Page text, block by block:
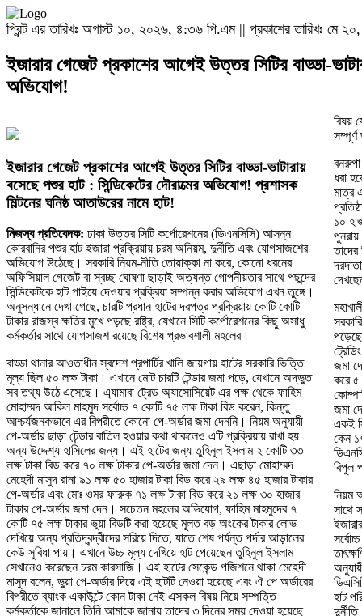
প্রিন্ট এর তারিখঃ অগাস্ট ১০, ২০২৬, ৪:৩৬ পি.এম || প্রকাশের তারিখঃ মে
ইজারার গেজেট প্রকাশের আগেই উত্তর সিটির বাড্ডা-
অভিযোগ!
ইজারার গেজেট প্রকাশের আগেই উত্তর সিটির বাড্ডা-ভাটারায়
বসেছে পশুর হাট : সিন্ডিকেটের দৌরাত্মের অভিযোগ! প্রশাসক
মিল্টনের ঘনিষ্ঠ আতাউরের নামে হাট!
নিজস্ব প্রতিবেদক: ঢাকা উত্তর সিটি কর্পোরেশনের (ডিএনসিসি) আসন্ন
কোরবানির পশুর হাট ইজারা প্রক্রিয়ায় চরম অনিয়ম, দুর্নীতি এবং যোগসাজশের
অভিযোগ উঠেছে। সরকারি নিয়ম-নীতি তোয়াক্কা না করে, কোনো ধরনের
অফিসিয়াল গেজেট বা স্বচ্ছ ঘোষণা ছাড়াই অত্যন্ত গোপনীয়তার সাথে পছন্দের
সিন্ডিকেটকে হাট পাইয়ে দেওয়ার প্রক্রিয়া সম্পন্ন করার অভিযোগ এখন তুঙ্গে।
অনুসন্ধানে দেখা গেছে, চারটি প্রধান হাটের দরপত্র প্রক্রিয়ায় কোটি কোটি
টাকার রাজস্ব ক্ষতির মুখে পড়ছে রাষ্ট্র, যেখানে সিটি কর্পোরেশনের কিছু অসাধু
কর্মকর্তার সাথে যোগসাজশ রয়েছে বিশেষ প্রভাবশালী মহলের।
বাড্ডা থানার আওতাধীন স্বদেশ প্রপার্টির খালি জায়গায় হাটের সরকারি ভিত্তি
মূল্য ছিল ৫০ লক্ষ টাকা। এখানে মোট চারটি টেন্ডার জমা পড়ে, যেখানে অদ্ভুত
সব তথ্য উঠে এসেছে। এ্যামাবা ট্রেড অ্যাসোসিয়েট এর পক্ষ থেকে ফাহিম
মোহাম্মদ আকিল মাহমুদ সর্বোচ্চ ৭ কোটি ৭৫ লক্ষ টাকা বিড করেন, কিন্তু
আশ্চর্যজনকভাবে এর বিপরীতে কোনো পে-অর্ডার জমা দেননি। নিয়ম অনুযায়ী
পে-অর্ডার ছাড়া টেন্ডার বাতিল হওয়ার কথা থাকলেও এটি প্রক্রিয়ায় রাখা হয়
অন্য উদ্দেশ্য হাসিলের জন্য। এই হাটের জন্য তুহিনুল ইসলাম ২ কোটি ৩৩
লক্ষ টাকা বিড করে ৭০ লক্ষ টাকার পে-অর্ডার জমা দেন। এছাড়া মোহাম্মদ
মেহেদী মাসুদ রানা ৯১ লক্ষ ৫০ হাজার টাকা বিড করে ২৯ লক্ষ ৪৫ হাজার টাকার
পে-অর্ডার এবং মোঃ ওমর ফারুক ৭১ লক্ষ টাকা বিড করে ২১ লক্ষ ৩০ হাজার
টাকার পে-অর্ডার জমা দেন। সচেতন মহলের অভিযোগ, ফাহিম মাহমুদের ৭
কোটি ৭৫ লক্ষ টাকার ভুয়া বিডটি করা হয়েছে মূলত বড় অংকের টাকার লোভ
দেখিয়ে অন্য প্রতিদ্বন্দ্বীদের সরিয়ে দিতে, যাতে শেষ পর্যন্ত পর্দার আড়ালের
কেউ সুবিধা পায়। এখানে উচ্চ মূল্য দেখিয়ে হাট পেয়েছেন তুহিনুল ইসলাম
সেখানেও করেছেন চরম কারসাজি। এই হাটের সেকেন্ড পজিশনে থাকা মেহেদী
মাসুদ বলেন, ভুয়া পে-অর্ডার দিয়ে এই হাটটি নেওয়া হয়েছে এবং ঐ পে অর্ডারের
বিপরীতে ব্যাংক একাউন্টে কোন টাকা নেই এসকল বিষয় নিয়ে সম্পত্তি
কর্মকর্তাকে জানালে তিনি আমাকে জানায় তাদের ৩ দিনের সময় দেওয়া হয়েছে
বিষয়
ধরা
মাত্র
১০
পুনরায়
জমা
করে ৫
জমা
একই
কেন
বিপুল
নিয়ম
সাথে
হাট